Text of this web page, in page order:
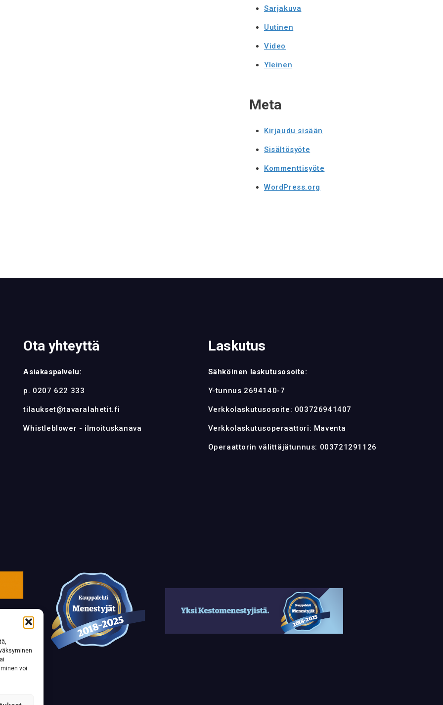
voi
Sarjakuva
Uutinen
Video
Yleinen
Meta
Kirjaudu sisään
Sisältösyöte
Kommenttisyöte
WordPress.org
Ota yhteyttä
Asiakaspalvelu:
p. 0207 622 333
tilaukset@tavaralahetit.fi
Whistleblower - ilmoituskanava
Laskutus
Sähköinen laskutusosoite:
Y-tunnus 2694140-7
Verkkolaskutusosoite: 003726941407
Verkkolaskutusoperaattori: Maventa
Operaattorin välittäjätunnus: 003721291126